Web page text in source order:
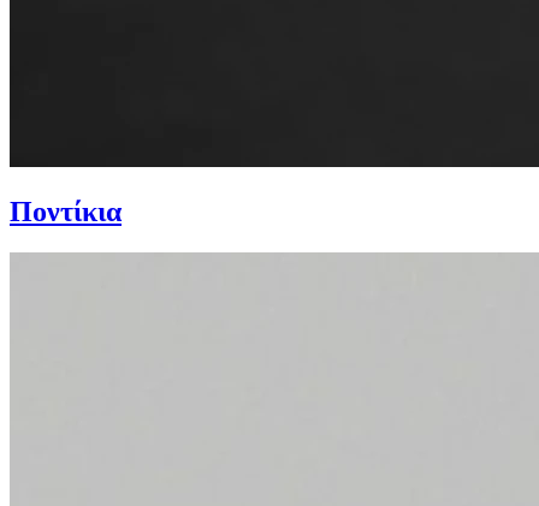
Ποντίκια